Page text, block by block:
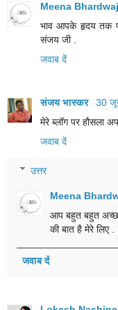
Meena Bhardwaj
भाव आपके हृदय तक
संजय जी .
जवाब दें
संजय भास्‍कर
30
मेरे ब्लॉग पर हौसला
जवाब दें
उत्तर
Meena
आप बहुत बहुत
की बात है मेरे लिए .
जवाब दें